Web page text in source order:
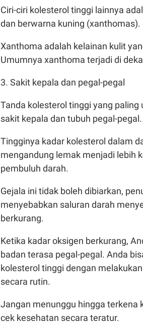
Ciri-ciri kolesterol tinggi lainnya
dan berwarna kuning (xanthomas).
Xanthoma adalah kelainan kulit
Umumnya xanthoma terjadi di
3. Sakit kepala dan pegal-pegal
Tanda kolesterol tinggi yang
sakit kepala dan tubuh pegal-pegal.
Tingginya kadar kolesterol dalam
mengandung lemak menjadi lebih
pembuluh darah.
Gejala ini tidak boleh dibiarkan,
menyebabkan saluran darah
berkurang.
Ketika kadar oksigen berkurang,
badan terasa pegal-pegal. Anda
kolesterol tinggi dengan
secara rutin.
Jangan menunggu hingga terkena
cek kesehatan secara teratur.